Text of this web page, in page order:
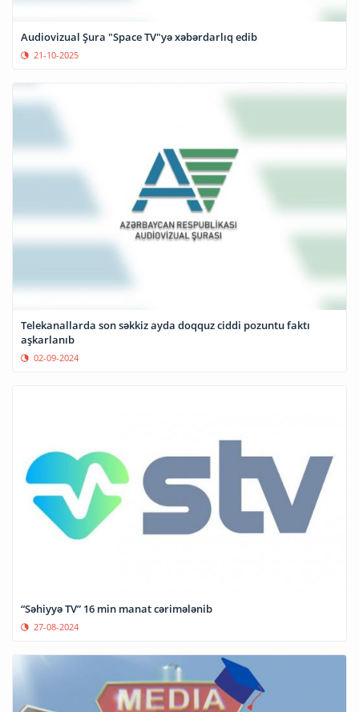
Audiovizual Şura "Space TV"yə xəbərdarlıq edib
21-10-2025
Telekanallarda son səkkiz ayda doqquz ciddi pozuntu faktı
aşkarlanıb
02-09-2024
“Səhiyyə TV” 16 min manat cərimələnib
27-08-2024